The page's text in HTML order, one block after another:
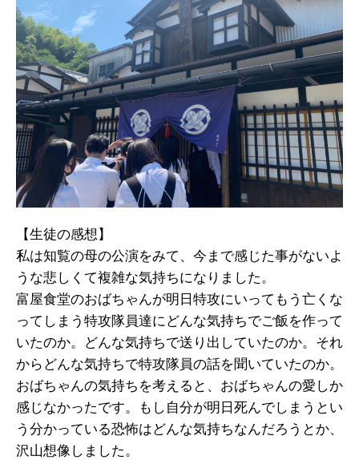
【生徒の感想】
私は知覧の母の公演をみて、今まで感じた事がないよ
うな悲しくて複雑な気持ちになりました。
富屋食堂のおばちゃんが明日特攻にいってもう亡くな
ってしまう特攻隊員達にどんな気持ちでご飯を作って
いたのか。どんな気持ちで送り出していたのか。それ
からどんな気持ちで特攻隊員の話を聞いていたのか。
おばちゃんの気持ちを考えると、おばちゃんの愛しか
感じなかったです。もし自分が明日死んでしまうとい
う分かっている恐怖はどんな気持ちなんだろうとか、
沢山想像しました。